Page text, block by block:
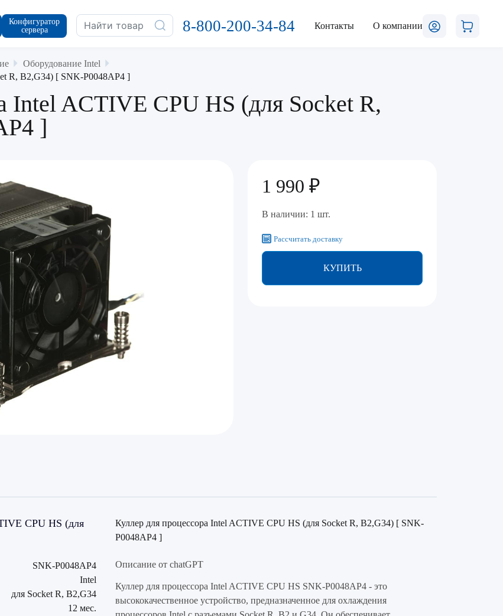
Конфигуратор
сервера
8-800-200-34-84 Контакты О компании
Оборудование Intel
R, B2,G34) [ SNK-P0048AP4 ]
Intel ACTIVE CPU HS (для Socket R,
]
1 990 ₽
В наличии: 1 шт.
Рассчитать доставку
КУПИТЬ
CPU HS (для
SNK-P0048AP4
Intel
для Socket R, B2,G34
12 мес.
Куллер для процессора Intel ACTIVE CPU HS (для Socket R, B2,G34) [ SNK-
P0048AP4 ]
Описание от chatGPT
Куллер для процессора Intel ACTIVE CPU HS SNK-P0048AP4 - это
высококачественное устройство, предназначенное для охлаждения